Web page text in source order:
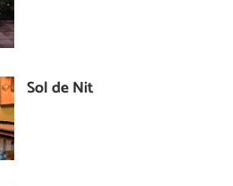
Sol de Nit